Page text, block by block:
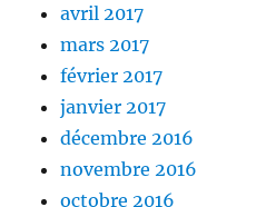
avril 2017
mars 2017
février 2017
janvier 2017
décembre 2016
novembre 2016
octobre 2016